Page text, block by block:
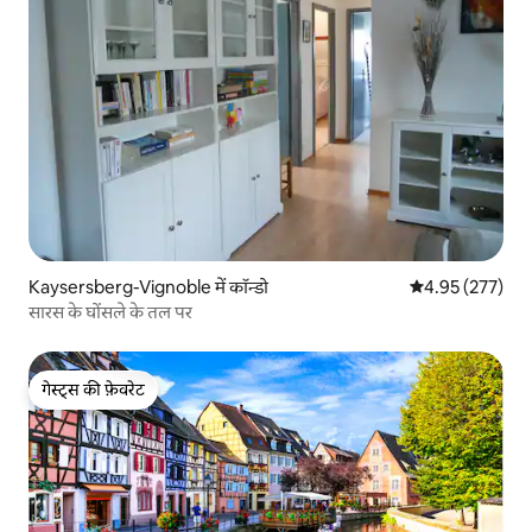
Kaysersberg-Vignoble में कॉन्डो औसत रेटिंग 5 में से
4.95 (277)
सारस के घोंसले के तल पर
गेस्ट्स की फ़ेवरेट
गेस्ट्स की फ़ेवरेट